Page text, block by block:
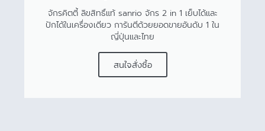
จักรคิตตี้ ลิขสิทธิ์แท้ sanrio จักร 2 in 1 เย็บได้และ
ปักได้ในเครื่องเดียว การันตีด้วยยอดขายอันดับ 1 ใน
ญี่ปุ่นและไทย
สนใจสั่งซื้อ